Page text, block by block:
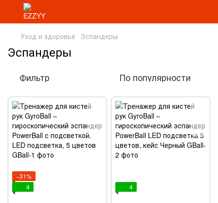
Уход и здоровье Эспандеры
Эспандеры
Фильтр По популярности
−31%
4
4